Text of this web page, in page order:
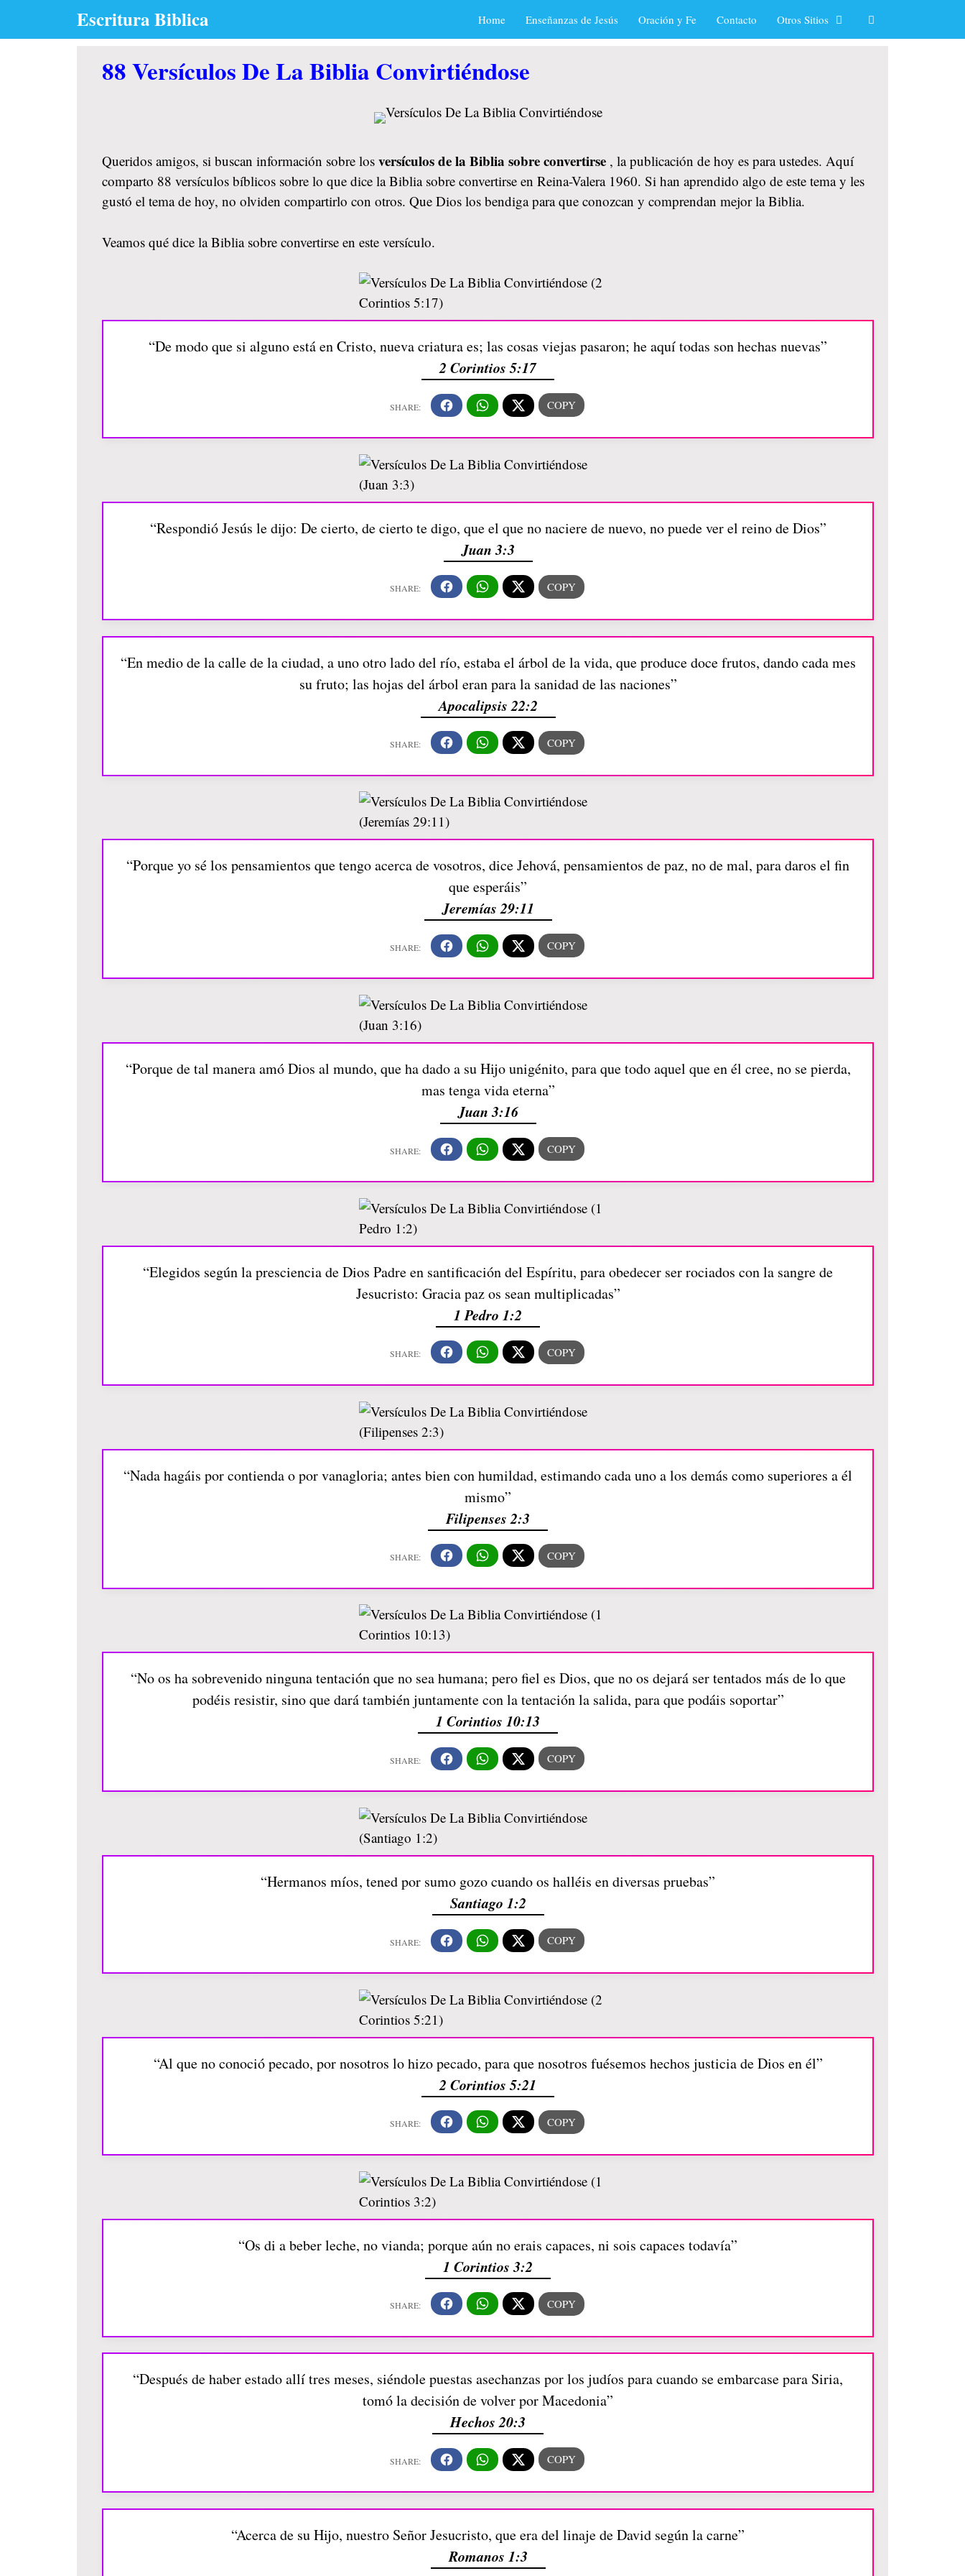
Escritura Biblica Home Enseñanzas de Jesús Oración y Fe Contacto Otros Sitios
88 Versículos De La Biblia Convirtiéndose
Queridos amigos, si buscan información sobre los versículos de la Biblia sobre convertirse , la publicación de hoy es para ustedes. Aquí
comparto 88 versículos bíblicos sobre lo que dice la Biblia sobre convertirse en Reina-Valera 1960. Si han aprendido algo de este tema y les
gustó el tema de hoy, no olviden compartirlo con otros. Que Dios los bendiga para que conozcan y comprendan mejor la Biblia.
Veamos qué dice la Biblia sobre convertirse en este versículo.
“De modo que si alguno está en Cristo, nueva criatura es; las cosas viejas pasaron; he aquí todas son hechas nuevas”
2 Corintios 5:17
“Respondió Jesús le dijo: De cierto, de cierto te digo, que el que no naciere de nuevo, no puede ver el reino de Dios”
Juan 3:3
“En medio de la calle de la ciudad, a uno otro lado del río, estaba el árbol de la vida, que produce doce frutos, dando cada mes
su fruto; las hojas del árbol eran para la sanidad de las naciones”
Apocalipsis 22:2
“Porque yo sé los pensamientos que tengo acerca de vosotros, dice Jehová, pensamientos de paz, no de mal, para daros el fin
que esperáis”
Jeremías 29:11
“Porque de tal manera amó Dios al mundo, que ha dado a su Hijo unigénito, para que todo aquel que en él cree, no se pierda,
mas tenga vida eterna”
Juan 3:16
“Elegidos según la presciencia de Dios Padre en santificación del Espíritu, para obedecer ser rociados con la sangre de
Jesucristo: Gracia paz os sean multiplicadas”
1 Pedro 1:2
“Nada hagáis por contienda o por vanagloria; antes bien con humildad, estimando cada uno a los demás como superiores a él
mismo”
Filipenses 2:3
“No os ha sobrevenido ninguna tentación que no sea humana; pero fiel es Dios, que no os dejará ser tentados más de lo que
podéis resistir, sino que dará también juntamente con la tentación la salida, para que podáis soportar”
1 Corintios 10:13
“Hermanos míos, tened por sumo gozo cuando os halléis en diversas pruebas”
Santiago 1:2
“Al que no conoció pecado, por nosotros lo hizo pecado, para que nosotros fuésemos hechos justicia de Dios en él”
2 Corintios 5:21
“Os di a beber leche, no vianda; porque aún no erais capaces, ni sois capaces todavía”
1 Corintios 3:2
“Después de haber estado allí tres meses, siéndole puestas asechanzas por los judíos para cuando se embarcase para Siria,
tomó la decisión de volver por Macedonia”
Hechos 20:3
“Acerca de su Hijo, nuestro Señor Jesucristo, que era del linaje de David según la carne”
Romanos 1:3